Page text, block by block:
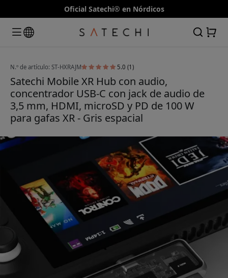
Oficial Satechi® en Nórdicos
N.º de artículo: ST-HXRAJM 5.0 (1)
Satechi Mobile XR Hub con audio,
concentrador USB-C con jack de audio de
3,5 mm, HDMI, microSD y PD de 100 W
para gafas XR - Gris espacial